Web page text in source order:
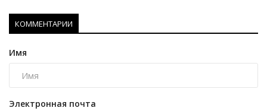
КОММЕНТАРИИ
Имя
Электронная почта